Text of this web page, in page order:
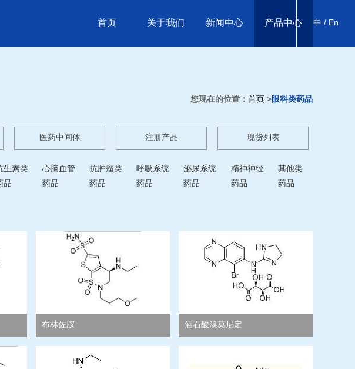
首页 关于我们 新闻中心 产品中心 中 / En
您现在的位置： 首页 >眼科类药品
医药中间体 注册产品 现货列表
生素类
品
心脑血管
药品
抗肿瘤类
药品
呼吸系统
药品
泌尿系统
药品
精神神经
药品
其他类
药品
布林佐胺 酒石酸溴莫尼定